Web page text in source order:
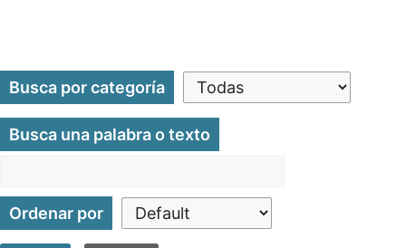
Busca por categoría
Busca una palabra o texto
Ordenar por